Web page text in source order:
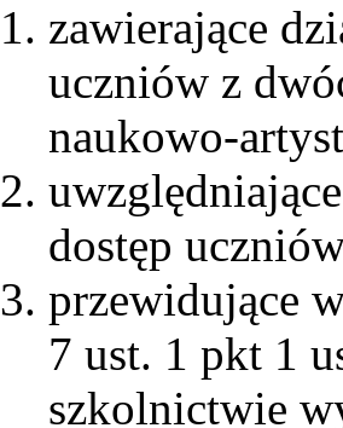
zawierające
uczniów z
naukowo-
dostęp
przewidujące
7 ust. 1 pkt 1
szkolnictwie